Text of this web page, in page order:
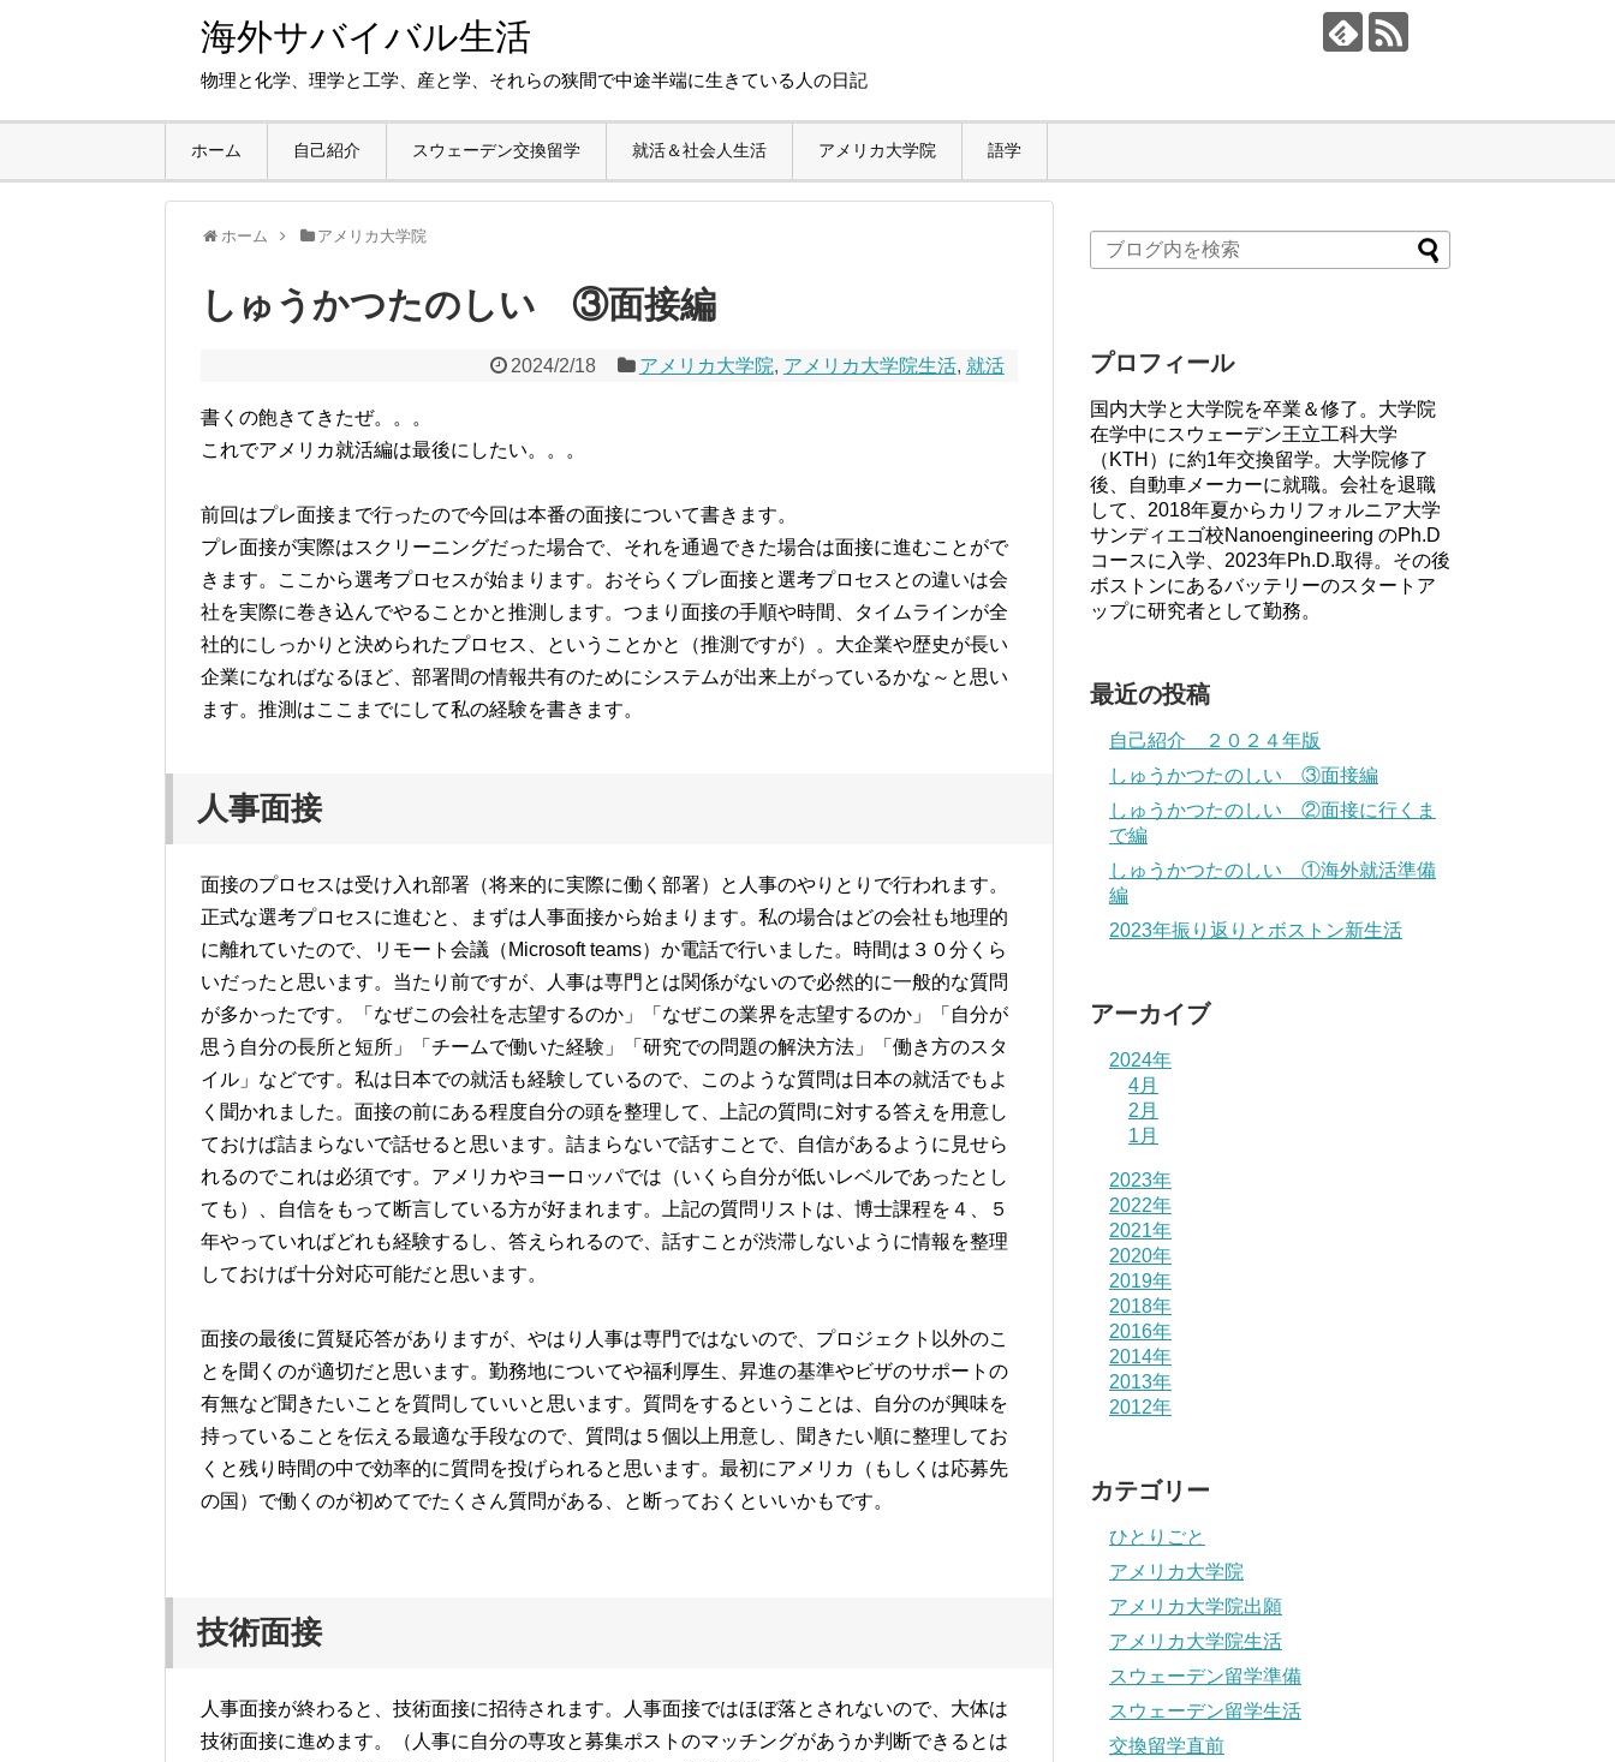
海外サバイバル生活
物理と化学、理学と工学、産と学、それらの狭間で中途半端に生きている人の日記
ホーム 自己紹介 スウェーデン交換留学 就活＆社会人生活 アメリカ大学院 語学
ホーム アメリカ大学院
しゅうかつたのしい ③面接編
2024/2/18 アメリカ大学院, アメリカ大学院生活, 就活
書くの飽きてきたぜ。。。
これでアメリカ就活編は最後にしたい。。。
前回はプレ面接まで行ったので今回は本番の面接について書きます。
プレ面接が実際はスクリーニングだった場合で、それを通過できた場合は面接に進むことがで
きます。ここから選考プロセスが始まります。おそらくプレ面接と選考プロセスとの違いは会
社を実際に巻き込んでやることかと推測します。つまり面接の手順や時間、タイムラインが全
社的にしっかりと決められたプロセス、ということかと（推測ですが）。大企業や歴史が長い
企業になればなるほど、部署間の情報共有のためにシステムが出来上がっているかな～と思い
ます。推測はここまでにして私の経験を書きます。
人事面接
面接のプロセスは受け入れ部署（将来的に実際に働く部署）と人事のやりとりで行われます。
正式な選考プロセスに進むと、まずは人事面接から始まります。私の場合はどの会社も地理的
に離れていたので、リモート会議（Microsoft teams）か電話で行いました。時間は３０分くら
いだったと思います。当たり前ですが、人事は専門とは関係がないので必然的に一般的な質問
が多かったです。「なぜこの会社を志望するのか」「なぜこの業界を志望するのか」「自分が
思う自分の長所と短所」「チームで働いた経験」「研究での問題の解決方法」「働き方のスタ
イル」などです。私は日本での就活も経験しているので、このような質問は日本の就活でもよ
く聞かれました。面接の前にある程度自分の頭を整理して、上記の質問に対する答えを用意し
ておけば詰まらないで話せると思います。詰まらないで話すことで、自信があるように見せら
れるのでこれは必須です。アメリカやヨーロッパでは（いくら自分が低いレベルであったとし
ても）、自信をもって断言している方が好まれます。上記の質問リストは、博士課程を４、５
年やっていればどれも経験するし、答えられるので、話すことが渋滞しないように情報を整理
しておけば十分対応可能だと思います。
面接の最後に質疑応答がありますが、やはり人事は専門ではないので、プロジェクト以外のこ
とを聞くのが適切だと思います。勤務地についてや福利厚生、昇進の基準やビザのサポートの
有無など聞きたいことを質問していいと思います。質問をするということは、自分のが興味を
持っていることを伝える最適な手段なので、質問は５個以上用意し、聞きたい順に整理してお
くと残り時間の中で効率的に質問を投げられると思います。最初にアメリカ（もしくは応募先
の国）で働くのが初めてでたくさん質問がある、と断っておくといいかもです。
技術面接
人事面接が終わると、技術面接に招待されます。人事面接ではほぼ落とされないので、大体は
技術面接に進めます。（人事に自分の専攻と募集ポストのマッチングがあうか判断できるとは
プロフィール
国内大学と大学院を卒業＆修了。大学院
在学中にスウェーデン王立工科大学
（KTH）に約1年交換留学。大学院修了
後、自動車メーカーに就職。会社を退職
して、2018年夏からカリフォルニア大学
サンディエゴ校Nanoengineering のPh.D
コースに入学、2023年Ph.D.取得。その後
ボストンにあるバッテリーのスタートア
ップに研究者として勤務。
最近の投稿
自己紹介 ２０２４年版
しゅうかつたのしい ③面接編
しゅうかつたのしい ②面接に行くま
で編
しゅうかつたのしい ①海外就活準備
編
2023年振り返りとボストン新生活
アーカイブ
2024年
4月
2月
1月
2023年
2022年
2021年
2020年
2019年
2018年
2016年
2014年
2013年
2012年
カテゴリー
ひとりごと
アメリカ大学院
アメリカ大学院出願
アメリカ大学院生活
スウェーデン留学準備
スウェーデン留学生活
交換留学直前